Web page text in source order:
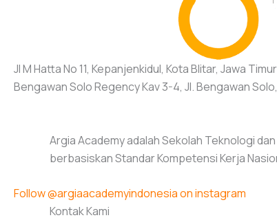
Jl M Hatta No 11, Kepanjenkidul, Kota Blitar, Jawa
Bengawan Solo Regency Kav 3-4, Jl. Bengawan
Argia Academy adalah Sekolah Teknologi
berbasiskan Standar Kompetensi Kerja
Follow @argiaacademyindonesia on instagram
Kontak Kami